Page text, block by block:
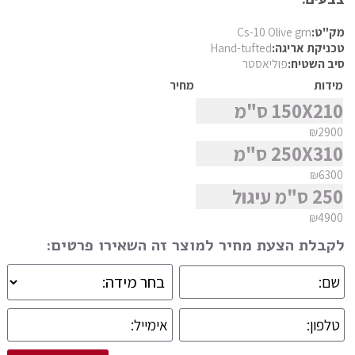
סגנוןפרסי נהין
פרסי סנה
פרסי קום
פרסי קום משי
פרסי קלארדש
פרסי קשקאי
מק"ט:Cs-10 Olive grn
טכניקת אריגה:Hand-tufted
סיב השטיח:פוליאסטר
מידות
מחיר
150X210 ס"מ
₪2900
250X310 ס"מ
₪6300
250 ס"מ עיגול
₪4900
לקבלת הצעת מחיר למוצר זה השאירו פרטים: